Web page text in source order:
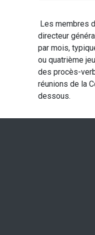
Les membres
directeur
par mois,
ou quatrième
des procès-
réunions de la
dessous.